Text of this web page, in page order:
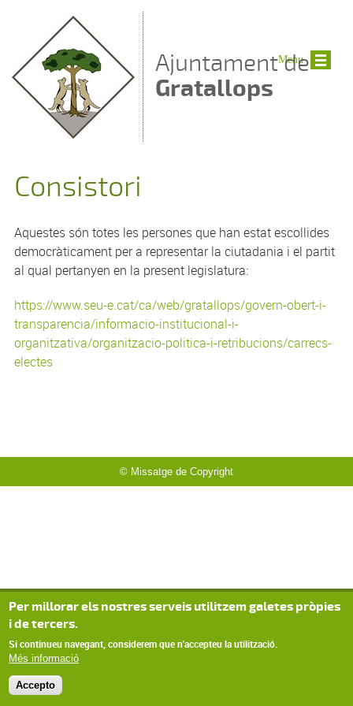
Ajuntament de
Gratallops
Consistori
Aquestes són totes les persones que han estat escollides
democràticament per a representar la ciutadania i el partit
al qual pertanyen en la present legislatura:
https://www.seu-e.cat/ca/web/gratallops/govern-obert-i-
transparencia/informacio-institucional-i-
organitzativa/organitzacio-politica-i-retribucions/carrecs-
electes
© Missatge de Copyright
Menu
Per millorar els nostres serveis utilitzem galetes pròpies
i de tercers.
Si continueu navegant, considerem que n'accepteu la utilització.
Més informació
Accepto